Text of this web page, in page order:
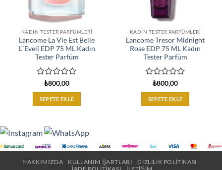
KADIN TESTER PARFÜMLERI
Lancome La Vie Est Belle
L`Eveil EDP 75 ML Kadın
Tester Parfüm
üzerinden
0
oy
₺800,00
SEPETE EKLE
KADIN TESTER PARFÜMLERI
Lancome Tresor Midnight
Rose EDP 75 ML Kadın
Tester Parfüm
üzerinden
0
oy
₺800,00
SEPETE EKLE
HAKKIMIZDA KULLANIM ŞARTLARI
GIZLILIK POLITIKASI